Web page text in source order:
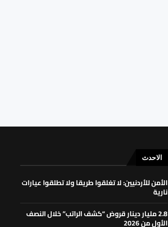
الاحدث
الأمن للأردنيين: لا تغلقوا طريقا ولا تطلقوا عيارات
نارية
2.8 مليار دينار قروض “كشف الراتب” خلال النصف
الأول من 2026